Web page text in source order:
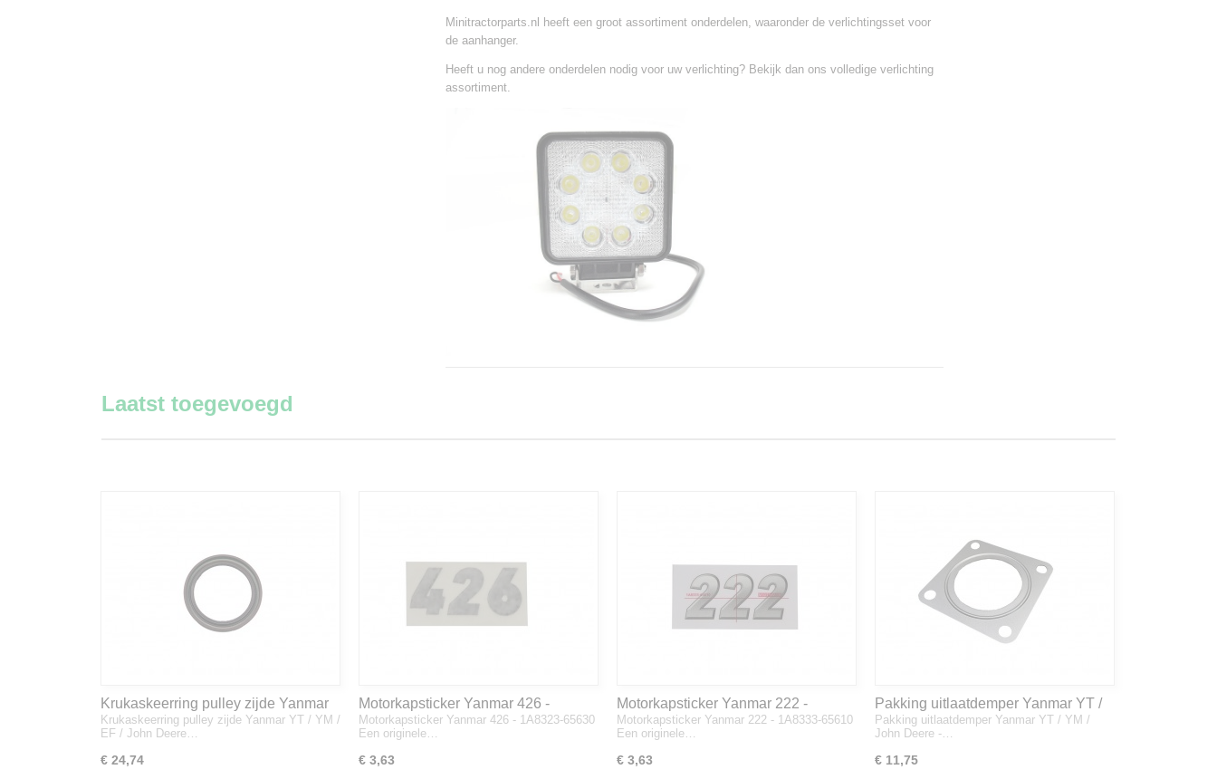
Minitractorparts.nl heeft een groot assortiment onderdelen, waaronder de verlichtingsset voor
de aanhanger.
Heeft u nog andere onderdelen nodig voor uw verlichting? Bekijk dan ons volledige verlichting
assortiment.
Laatst toegevoegd
Krukaskeerring pulley zijde Yanmar
YT / YM / EF / John Deere - 119934-
01800
Krukaskeerring pulley zijde Yanmar YT / YM /
EF / John Deere…
€ 24,74
Motorkapsticker Yanmar 426 -
1A8323-65630
Motorkapsticker Yanmar 426 - 1A8323-65630
Een originele…
€ 3,63
Motorkapsticker Yanmar 222 -
1A8333-65610
Motorkapsticker Yanmar 222 - 1A8333-65610
Een originele…
€ 3,63
Pakking uitlaatdemper Yanmar YT /
YM / John Deere - 128300-13230
Pakking uitlaatdemper Yanmar YT / YM /
John Deere -…
€ 11,75